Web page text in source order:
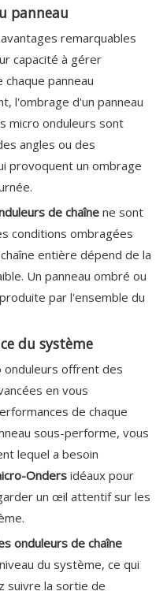
panneau
remarquables
capacité à gérer
panneau
l'ombrage d'un panneau
micro onduleurs sont
angles ou des
provoquent un ombrage
de chaîne ne sont
conditions ombragées
entière dépend de la
Un panneau ombré ou
par l'ensemble du
du système
onduleurs offrent des
en vous
de chaque
sous-performe, vous
lequel a besoin
Onders idéaux pour
un œil attentif sur les
onduleurs de chaîne
du système, ce qui
suivre la sortie de